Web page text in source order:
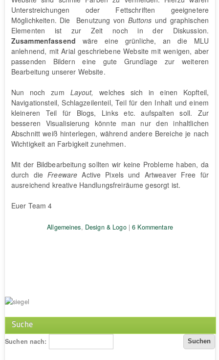
Unterstreichungen oder Fettschriften geeignetere
Möglichkeiten. Die Benutzung von Buttons und graphischen
Elementen ist zur Zeit noch in der Diskussion.
Zusammenfassend wäre eine grünliche, an die MLU
anlehnend, mit Arial geschriebene Website mit wenigen, aber
passenden Bildern eine gute Grundlage zur weiteren
Bearbeitung unserer Website.
Nun noch zum Layout,
welches sich in einen Kopfteil,
Navigationsteil, Schlagzeilenteil, Teil für den Inhalt und einem
kleineren Teil für Blogs, Links etc. aufspalten soll. Zur
besseren Visualisierung könnte man nur den inhaltlichen
Abschnitt weiß hinterlegen, während andere Bereiche je nach
Wichtigkeit an Farbigkeit zunehmen.
Mit der Bildbearbeitung sollten wir keine Probleme haben, da
durch die Freeware Active Pixels und Artweaver Free für
ausreichend kreative Handlungsfreiräume gesorgt ist.
Euer Team 4
Allgemeines, Design & Logo|6 Kommentare
Suche
Suchen nach: